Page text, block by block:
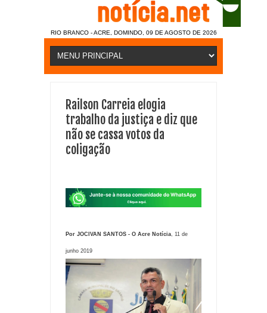
RIO BRANCO - ACRE, DOMINDO, 09 DE AGOSTO DE 2026
Railson Carreia elogia
trabalho da justiça e diz que
não se cassa votos da
coligação
Por JOCIVAN SANTOS - O Acre Notícia , 11 de
junho 2019